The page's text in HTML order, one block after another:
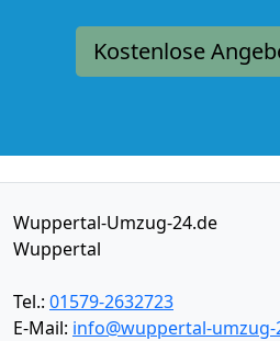
Kostenlose
Wuppertal-Umzug-24.de
Wuppertal
Tel.: 01579-2632723
E-Mail: info@wuppertal-umzug-